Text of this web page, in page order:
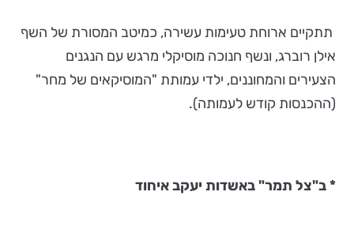
תתקיים ארוחת טעימות עשירה, כמיטב המסורת של השף
אילן רוברג, ונשף חנוכה מוסיקלי מרגש עם הנגנים
הצעירים והמחוננים, ילדי עמותת "המוסיקאים של מחר"
(ההכנסות קודש לעמותה).
*ב"צל תמר" באשדות יעקב איחוד